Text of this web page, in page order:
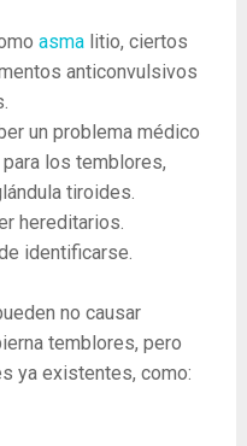
asma litio, ciertos
anticonvulsivos
un problema médico
los temblores,
tiroides.
hereditarios.
identificarse.
no causar
temblores, pero
ya existentes, como: